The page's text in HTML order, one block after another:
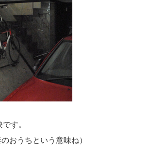
す。
おうちという意味ね）